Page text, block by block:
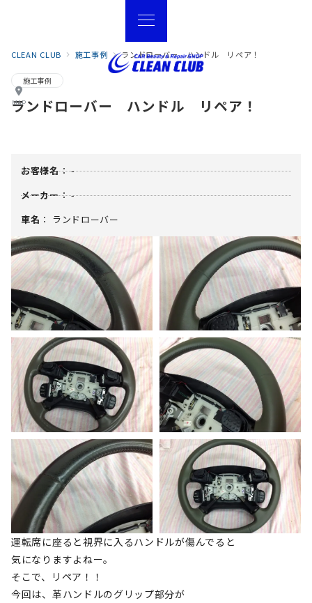
MAP
CLEAN CLUB 施工事例 ランドローバー ハンドル リペア！
施工事例
ランドローバー ハンドル リペア！
お客様名： -
メーカー： -
車名 ： ランドローバー
運転席に座ると視界に入るハンドルが傷んでると
気になりますよねー。
そこで、リペア！！
今回は、革ハンドルのグリップ部分が